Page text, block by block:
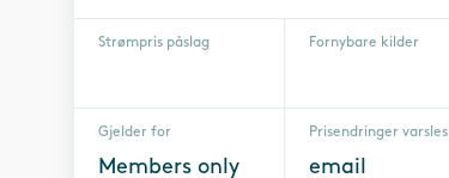
Strømpris påslag Fornybare kilder
Gjelder for
Members only
Prisendringer varsles
email